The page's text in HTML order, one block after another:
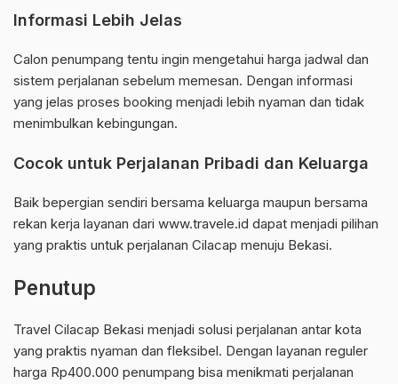
Informasi Lebih Jelas
Calon penumpang tentu ingin mengetahui harga jadwal dan
sistem perjalanan sebelum memesan. Dengan informasi
yang jelas proses booking menjadi lebih nyaman dan tidak
menimbulkan kebingungan.
Cocok untuk Perjalanan Pribadi dan Keluarga
Baik bepergian sendiri bersama keluarga maupun bersama
rekan kerja layanan dari www.travele.id dapat menjadi pilihan
yang praktis untuk perjalanan Cilacap menuju Bekasi.
Penutup
Travel Cilacap Bekasi menjadi solusi perjalanan antar kota
yang praktis nyaman dan fleksibel. Dengan layanan reguler
harga Rp400.000 penumpang bisa menikmati perjalanan